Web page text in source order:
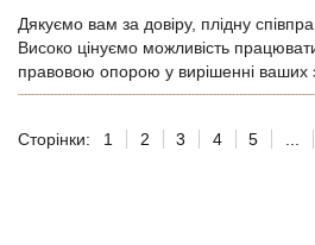
Дякуємо вам за довіру, плідну
Високо цінуємо можливість
правовою опорою у вирішенні ваших
Сторінки: 1 2 3 4 5